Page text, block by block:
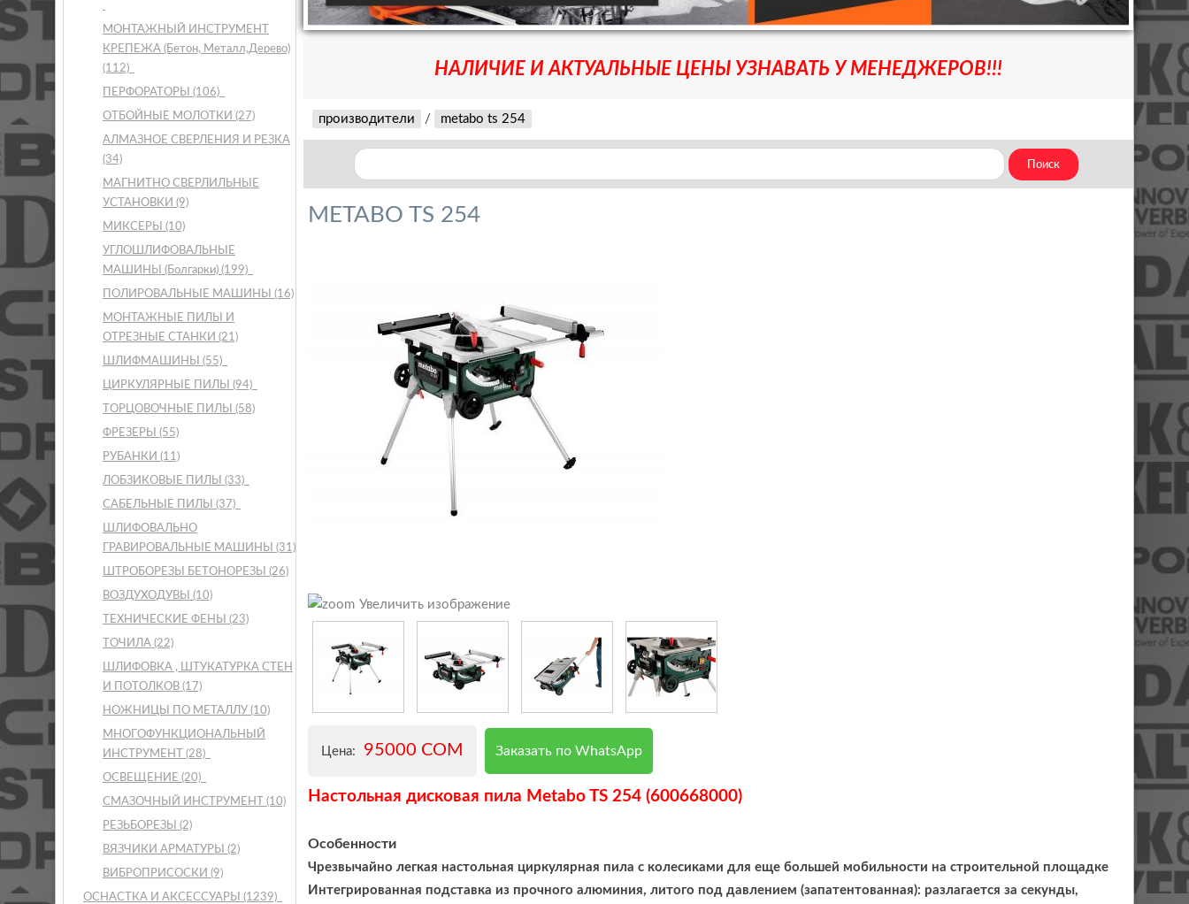
МОНТАЖНЫЙ ИНСТРУМЕНТ
КРЕПЕЖА (Бетон, Металл,Дерево)
(112)
ПЕРФОРАТОРЫ (106)
ОТБОЙНЫЕ МОЛОТКИ (27)
АЛМАЗНОЕ СВЕРЛЕНИЯ И РЕЗКА
(34)
МАГНИТНО СВЕРЛИЛЬНЫЕ
УСТАНОВКИ (9)
МИКСЕРЫ (10)
УГЛОШЛИФОВАЛЬНЫЕ
МАШИНЫ (Болгарки) (199)
ПОЛИРОВАЛЬНЫЕ МАШИНЫ (16)
МОНТАЖНЫЕ ПИЛЫ И
ОТРЕЗНЫЕ СТАНКИ (21)
ШЛИФМАШИНЫ (55)
ЦИРКУЛЯРНЫЕ ПИЛЫ (94)
ТОРЦОВОЧНЫЕ ПИЛЫ (58)
ФРЕЗЕРЫ (55)
РУБАНКИ (11)
ЛОБЗИКОВЫЕ ПИЛЫ (33)
САБЕЛЬНЫЕ ПИЛЫ (37)
ШЛИФОВАЛЬНО
ГРАВИРОВАЛЬНЫЕ МАШИНЫ (31)
ШТРОБОРЕЗЫ БЕТОНОРЕЗЫ (26)
ВОЗДУХОДУВЫ (10)
ТЕХНИЧЕСКИЕ ФЕНЫ (23)
ТОЧИЛА (22)
ШЛИФОВКА , ШТУКАТУРКА СТЕН
И ПОТОЛКОВ (17)
НОЖНИЦЫ ПО МЕТАЛЛУ (10)
МНОГОФУНКЦИОНАЛЬНЫЙ
ИНСТРУМЕНТ (28)
ОСВЕЩЕНИЕ (20)
СМАЗОЧНЫЙ ИНСТРУМЕНТ (10)
РЕЗЬБОРЕЗЫ (2)
ВЯЗЧИКИ АРМАТУРЫ (2)
ВИБРОПРИСОСКИ (9)
ОСНАСТКА И АКСЕССУАРЫ (1239)
НАЛИЧИЕ И АКТУАЛЬНЫЕ ЦЕНЫ УЗНАВАТЬ У МЕНЕДЖЕРОВ!!!
производители / metabo ts 254
METABO TS 254
Увеличить изображение
Цена: 95000 COM Заказать по WhatsApp
Настольная дисковая пила Metabo TS 254 (600668000)
Особенности
Чрезвычайно легкая настольная циркулярная пила с колесиками для еще большей мобильности на строительной площадке
Интегрированная подставка из прочного алюминия, литого под давлением (запатентованная): разлагается за секунды,